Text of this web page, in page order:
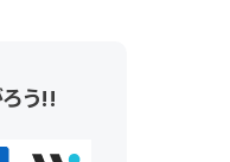
う!!